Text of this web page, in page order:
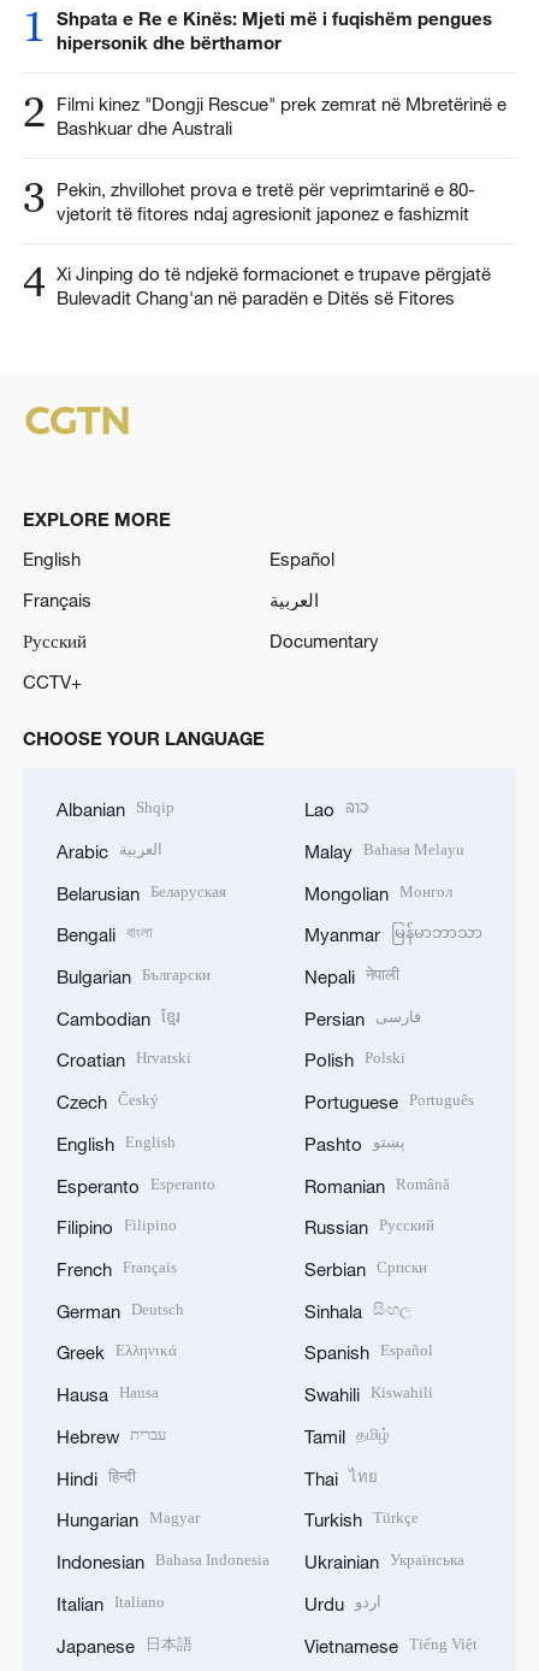
1
Shpata e Re e Kinës: Mjeti më i fuqishëm pengues
hipersonik dhe bërthamor
2
Filmi kinez "Dongji Rescue" prek zemrat në Mbretërinë e
Bashkuar dhe Australi
3
Pekin, zhvillohet prova e tretë për veprimtarinë e 80-
vjetorit të fitores ndaj agresionit japonez e fashizmit
4 Xi Jinping do të ndjekë formacionet e trupave përgjatë
Bulevadit Chang'an në paradën e Ditës së Fitores
EXPLORE MORE
English
Español
Français
العربية
Русский
Documentary
CCTV+
CHOOSE YOUR LANGUAGE
Albanian Shqip
Arabic العربية
Belarusian Беларуская
Bengali বাংলা
Bulgarian Български
Cambodian ខ្មែរ
Croatian Hrvatski
Czech Český
English English
Esperanto Esperanto
Filipino Filipino
French Français
German Deutsch
Greek Ελληνικά
Hausa Hausa
Hebrew עברית
Hindi हिन्दी
Hungarian Magyar
Indonesian Bahasa Indonesia
Italian Italiano
Japanese 日本語
Lao ລາວ
Malay Bahasa Melayu
Mongolian Монгол
Myanmar မြန်မာဘာသာ
Nepali नेपाली
Persian فارسی
Polish Polski
Portuguese Português
Pashto پښتو
Romanian Română
Russian Русский
Serbian Српски
Sinhala සිංහල
Spanish Español
Swahili Kiswahili
Tamil தமிழ்
Thai ไทย
Turkish Türkçe
Ukrainian Українська
Urdu اردو
Vietnamese Tiếng Việt